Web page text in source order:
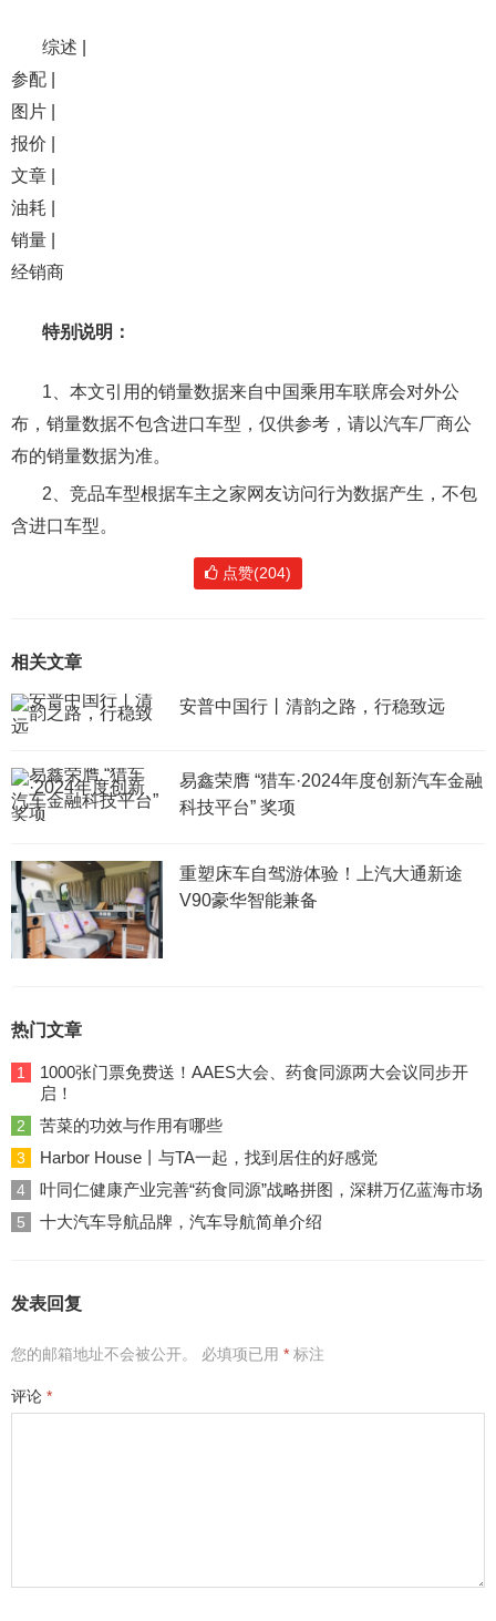
综述 |
参配 |
图片 |
报价 |
文章 |
油耗 |
销量 |
经销商
特别说明：
1、本文引用的销量数据来自中国乘用车联席会对外公
布，销量数据不包含进口车型，仅供参考，请以汽车厂商公
布的销量数据为准。
2、竞品车型根据车主之家网友访问行为数据产生，不包
含进口车型。
点赞(204)
相关文章
安普中国行丨清韵之路，行稳致远
易鑫荣膺 “猎车·2024年度创新汽车金融
科技平台” 奖项
重塑床车自驾游体验！上汽大通新途
V90豪华智能兼备
热门文章
1
1000张门票免费送！AAES大会、药食同源两大会议同步开
启！
2 苦菜的功效与作用有哪些
3 Harbor House丨与TA一起，找到居住的好感觉
4 叶同仁健康产业完善“药食同源”战略拼图，深耕万亿蓝海市场
5 十大汽车导航品牌，汽车导航简单介绍
发表回复
您的邮箱地址不会被公开。 必填项已用 * 标注
评论 *